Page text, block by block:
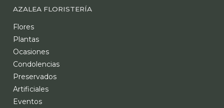
AZALEA FLORISTERÍA
Flores
Plantas
Ocasiones
Condolencias
Preservados
Artificiales
Eventos